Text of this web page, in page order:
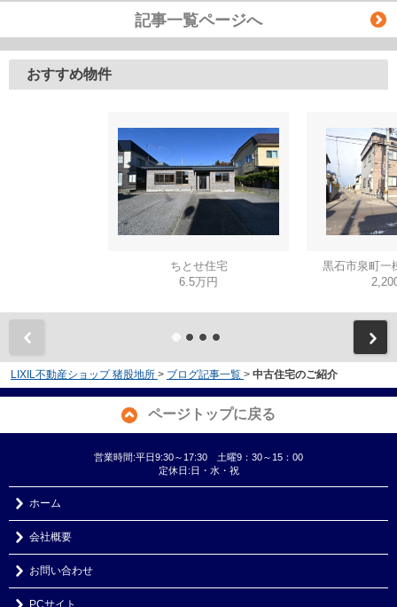
記事一覧ページへ
おすすめ物件
ちとせ住宅
6.5万円
黒石市泉町一
LIXIL不動産ショップ 猪股地所 > ブログ記事一覧 > 中古住宅のご紹介
ページトップに戻る
営業時間:平日9:30～17:30 土曜9：30～15：00
定休日:日・水・祝
ホーム
会社概要
お問い合わせ
PCサイト